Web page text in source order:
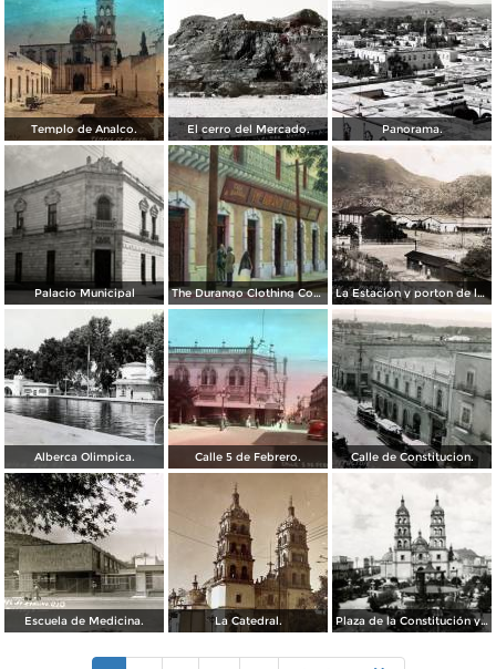
Templo de Analco. El cerro del Mercado. Panorama.
Palacio Municipal The Durango Clothing Company La Estacion y porton de la fabrica Dinamita.
Alberca Olimpica. Calle 5 de Febrero. Calle de Constitucion.
Escuela de Medicina. La Catedral. Plaza de la Constitución y Catedral de Durango